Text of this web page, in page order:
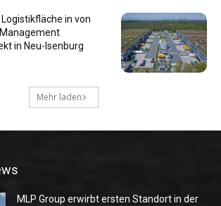
in von
in Neu-Isenburg
Mehr laden
MLP Group erwirbt ersten Standort in der